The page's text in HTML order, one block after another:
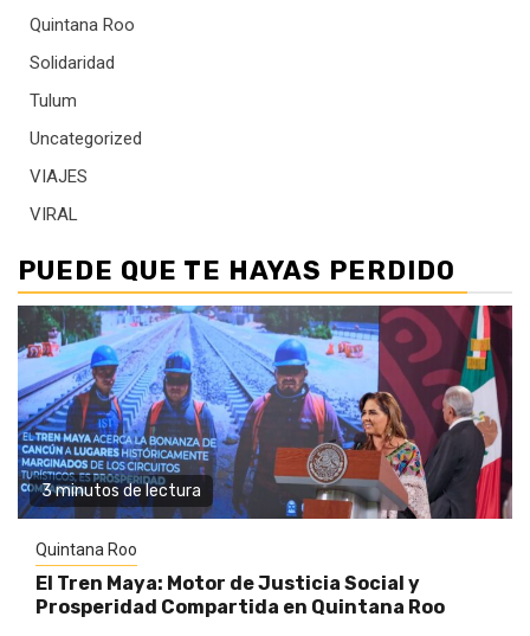
Quintana Roo
Solidaridad
Tulum
Uncategorized
VIAJES
VIRAL
PUEDE QUE TE HAYAS PERDIDO
3 minutos de lectura
Quintana Roo
El Tren Maya: Motor de Justicia Social y
Prosperidad Compartida en Quintana Roo